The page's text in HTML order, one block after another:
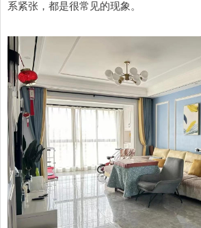
系紧张，都是很常见的现象。